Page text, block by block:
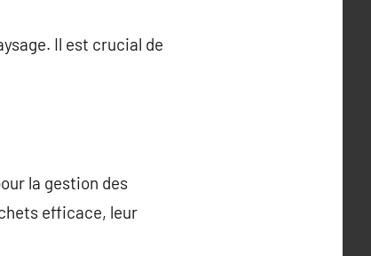
Il est crucial de
la gestion des
efficace, leur